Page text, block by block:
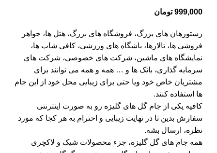
999,000 تومان
رستورهان های بزرگ، فروشگاه های بزرگ، هتل ها، جواهر
فروشی ها، تالارها، باشگاه های ورزشی، کافی شاپ ها،
نمایشگاه های ماشین، شرکت های خصوصی، شرکت های
سرمایه گذاری، بانک ها و … همه و همه می توانند برای
مشتریان خاص خود ویا حتی برای زیبایی محل خود از این جام
ها استفاده کنند.
کافیه یکی از جام گل های گلیزه رو به صورت اینترنتی
سفارش بدین تا در نهایت زیبایی و احترام به هر کجا که مورد
نظره، ارسال بشه.
همه جام های گل گلیزه، جزء محصولات شیک و لاکچری